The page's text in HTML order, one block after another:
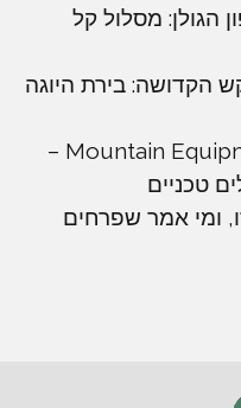
הגולן: מסלול קל
הקדושה: בירת היוגה
מבחן שטח: Mountain Equipment Comici –
טכניים
ומי אמר שפרחים